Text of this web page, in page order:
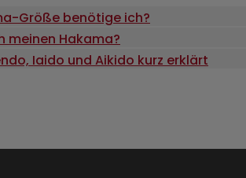
Größe benötige ich?
meinen Hakama?
Iaido und Aikido kurz erklärt